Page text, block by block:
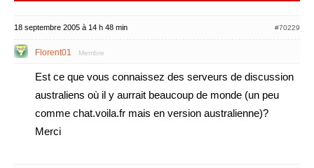
18 septembre 2005 à 14 h 48 min #70229
Florent01 Membre
Est ce que vous connaissez des serveurs de discussion
australiens où il y aurrait beaucoup de monde (un peu
comme chat.voila.fr mais en version australienne)?
Merci